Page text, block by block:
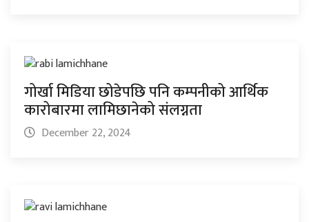
गोर्खा मिडिया छोडेपछि पनि कम्पनीको आर्थिक
कारोबारमा लामिछानेको संलग्नता
December 22, 2024